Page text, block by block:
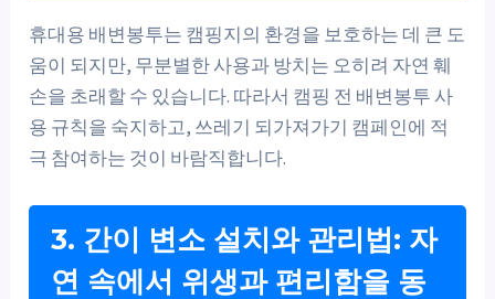
휴대용 배변봉투는 캠핑지의 환경을 보호하는 데 큰 도
움이 되지만, 무분별한 사용과 방치는 오히려 자연 훼
손을 초래할 수 있습니다. 따라서 캠핑 전 배변봉투 사
용 규칙을 숙지하고, 쓰레기 되가져가기 캠페인에 적
극 참여하는 것이 바람직합니다.
3. 간이 변소 설치와 관리법: 자
연 속에서 위생과 편리함을 동